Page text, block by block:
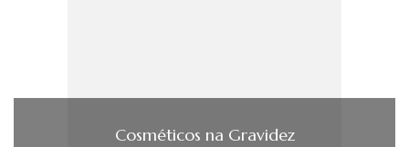
Cosméticos na Gravidez